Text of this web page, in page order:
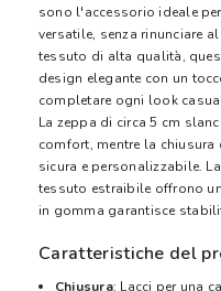
sono l'accessorio ideale
versatile, senza rinunciare
tessuto di alta qualità,
design elegante con un
completare ogni look
La zeppa di circa 5 cm
comfort, mentre la
sicura e personalizzabile.
tessuto estraibile offrono
in gomma garantisce
Caratteristiche del
Chiusura: Lacci per una